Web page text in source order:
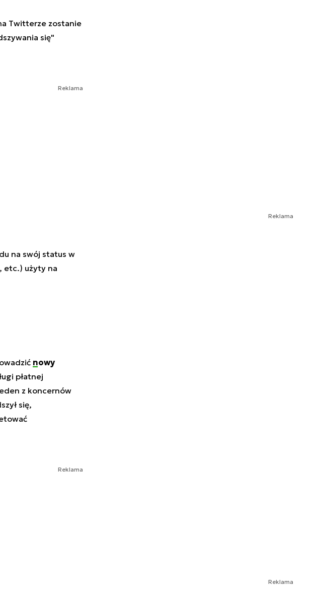
Twitterze zostanie
się"
Reklama
na swój status w
etc.) użyty na
nowy
płatnej
z koncernów
się,
Reklama
Reklama
Reklama